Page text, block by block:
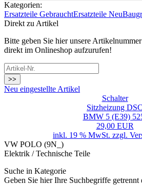
Kategorien:
Ersatzteile GebrauchtErsatzteile Neu
Direkt zu Artikel
Bitte geben Sie hier unsere
direkt im Onlineshop aufzurufen!
>>
Neu eingestellte Artikel
Schalter
Sitzheizung DSC
BMW 5 (E39)
29,00 EUR
inkl. 19 % MwSt. zzgl.
VW POLO (9N_)
Elektrik / Technische Teile
Suche in Kategorie
Geben Sie hier Ihre Suchbegriffe